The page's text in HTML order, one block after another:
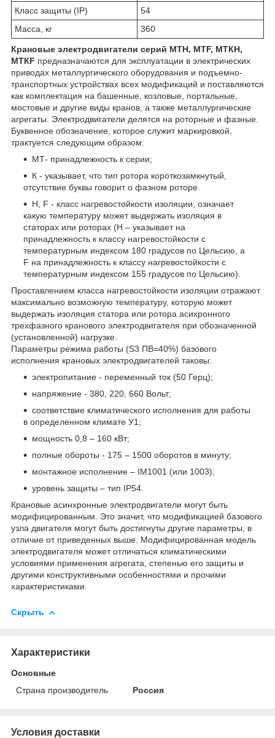
Класс защиты (IP)
54
Масса, кг
360
Крановые электродвигатели серий МТН, МТF, МТКН,
МТКF предназначаются для эксплуатации в электрических
приводах металлургического оборудования и подъемно-
транспортных устройствах всех модификаций и поставляются
как комплектация на башенные, козловые, портальные,
мостовые и другие виды кранов, а также металлургические
агрегаты. Электродвигатели делятся на роторные и фазные.
Буквенное обозначение, которое служит маркировкой,
трактуется следующим образом:
МТ- принадлежность к серии;
К - указывает, что тип ротора короткозамкнутый,
отсутствие буквы говорит о фазном роторе.
Н, F - класс нагревостойкости изоляции, означает
какую температуру может выдержать изоляция в
статорах или роторах (Н – указывает на
принадлежность к классу нагревостойкости с
температурным индексом 180 градусов по Цельсию, а
F на принадлежность к классу нагревостойкости с
температурным индексом 155 градусов по Цельсию).
Проставлением класса нагревостойкости изоляции отражают
максимально возможную температуру, которую может
выдержать изоляция статора или ротора асихронного
трехфазного кранового электродвигателя при обозначенной
(установленной) нагрузке.
Параметры режима работы (S3 ПВ=40%) базового
исполнения крановых электродвигателей таковы:
электропитание - переменный ток (50 Герц);
напряжение - 380, 220, 660 Вольт;
соответствие климатического исполнения для работы
в определенном климате У1;
мощность 0,8 – 160 кВт;
полные обороты - 175 – 1500 оборотов в минуту;
монтажное исполнение – ІМ1001 (или 1003);
уровень защиты – тип IP54.
Крановые асинхронные электродвигатели могут быть
модифицированным. Это значит, что модификацией базового
узла двигателя могут быть достигнуты другие параметры, в
отличие от приведенных выше. Модифицированная модель
электродвигателя может отличаться климатическими
условиями применения агрегата, степенью его защиты и
другими конструктивными особенностями и прочими
характеристиками.
Скрыть
Характеристики
Основные
Страна производитель
Россия
Условия доставки